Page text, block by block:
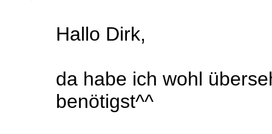
Hallo Dirk,
da habe ich wohl
benötigst^^